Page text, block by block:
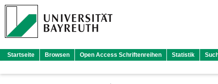
Startseite Browsen Open Access Schriftenreihen Statistik